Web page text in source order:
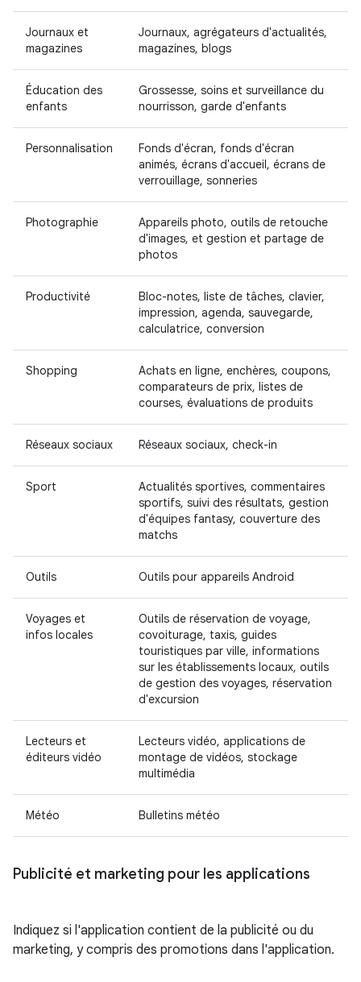
Journaux et
magazines
Journaux, agrégateurs d'actualités,
magazines, blogs
Éducation des
enfants
Grossesse, soins et surveillance du
nourrisson, garde d'enfants
Personnalisation
Fonds d'écran, fonds d'écran
animés, écrans d'accueil, écrans de
verrouillage, sonneries
Photographie
Appareils photo, outils de retouche
d'images, et gestion et partage de
photos
Productivité
Bloc-notes, liste de tâches, clavier,
impression, agenda, sauvegarde,
calculatrice, conversion
Shopping
Achats en ligne, enchères, coupons,
comparateurs de prix, listes de
courses, évaluations de produits
Réseaux sociaux Réseaux sociaux, check-in
Sport
Actualités sportives, commentaires
sportifs, suivi des résultats, gestion
d'équipes fantasy, couverture des
matchs
Outils Outils pour appareils Android
Voyages et
infos locales
Outils de réservation de voyage,
covoiturage, taxis, guides
touristiques par ville, informations
sur les établissements locaux, outils
de gestion des voyages, réservation
d'excursion
Lecteurs et
éditeurs vidéo
Lecteurs vidéo, applications de
montage de vidéos, stockage
multimédia
Météo Bulletins météo
Publicité et marketing pour les applications
Indiquez si l'application contient de la publicité ou du
marketing, y compris des promotions dans l'application.